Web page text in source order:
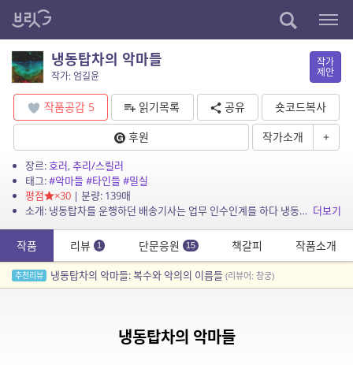
냉동탑차의 악마들
작가: 엄길윤
작가
제안
작품공감 5 읽기목록 공유
숏코드복사
후원
작가소개 +
장르:호러,추리/스릴러
태그:#악마들#타인들#밀실
평점
×30| 분량: 139매
소개: 냉동탑차를 운행하던 배송기사는 업무 인수인계를 하다 냉동고에서 살려달라는 소리를 듣는다. 더보기
작품 리뷰 1 단문응원 15 책갈피 작품소개
추천리뷰 냉동탑차의 악마들: 복수와 악의의 이름들 (리뷰어: 창궁)
냉동탑차의 악마들